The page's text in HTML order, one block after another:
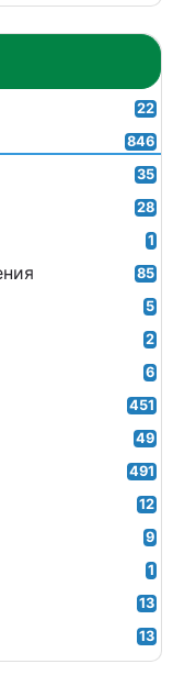
22
846
35
28
1
85
5
2
6
451
49
491
12
9
1
13
13